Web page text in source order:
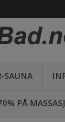
SAUNA
PÅ